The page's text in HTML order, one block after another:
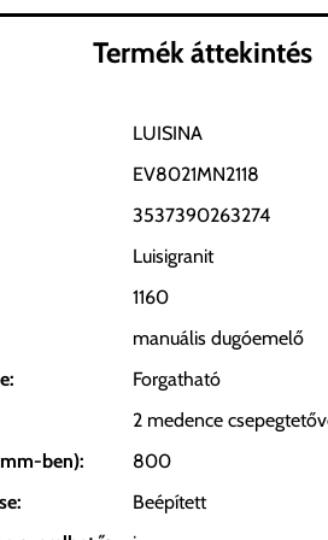
Termék áttekintés
LUISINA
EV8021MN2118
3537390263274
Luisigranit
1160
manuális dugóemelő
Forgatható
2 medence
ben):
800
Beépített